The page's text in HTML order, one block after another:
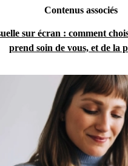
Contenus associés
sur écran : comment
prend soin de vous, et de la
Recevoir offres et infos
par mail
Ne manquez plus aucune